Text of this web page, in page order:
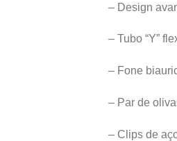
– Design
– Tubo “Y”
– Fone
– Par de
– Clips de